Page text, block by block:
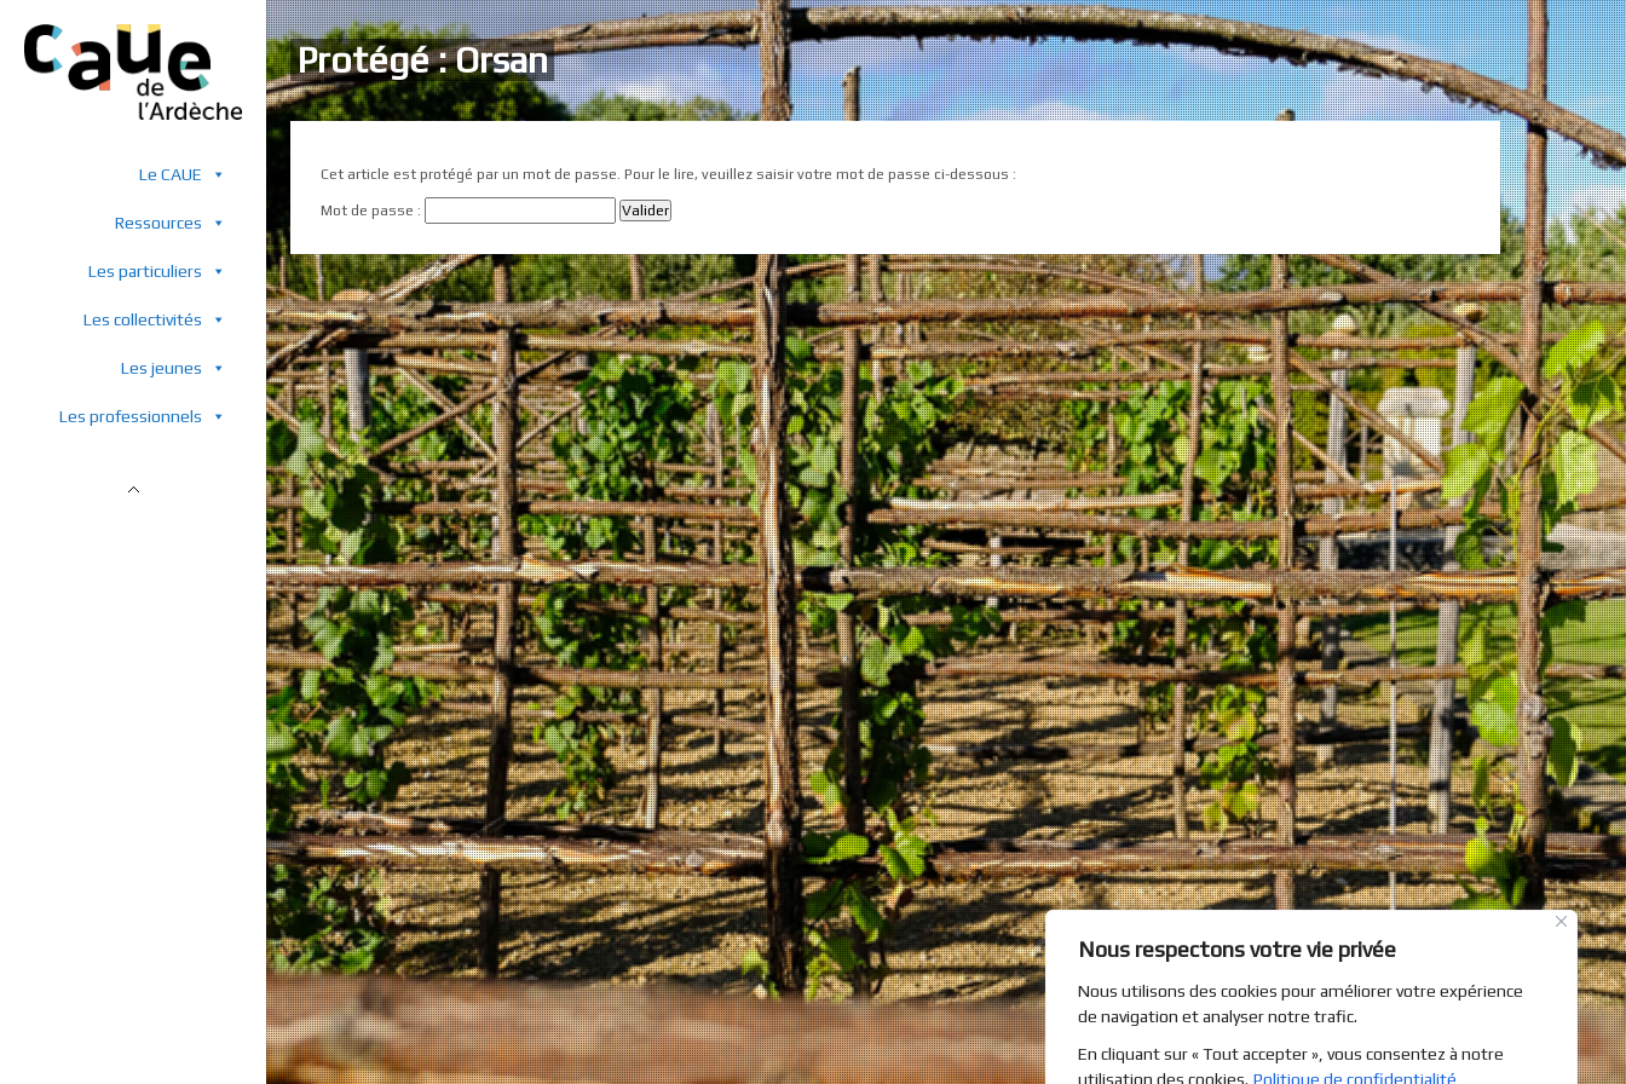
Nous respectons votre vie privée
Nous utilisons des cookies pour améliorer votre expérience
de navigation et analyser notre trafic.
En cliquant sur « Tout accepter », vous consentez à notre
utilisation des cookies. Politique de confidentialité
Le CAUE
Ressources
Les particuliers
Les collectivités
Les jeunes
Les professionnels
Protégé : Orsan
Cet article est protégé par un mot de passe. Pour le lire, veuillez saisir votre mot de passe ci-dessous :
Mot de passe :